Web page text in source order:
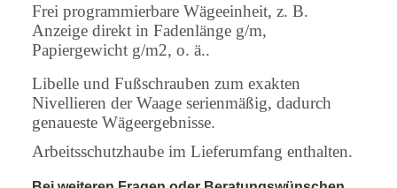
Frei programmierbare Wägeeinheit, z. B.
Anzeige direkt in Fadenlänge g/m,
Papiergewicht g/m2, o. ä..
Libelle und Fußschrauben zum exakten
Nivellieren der Waage serienmäßig, dadurch
genaueste Wägeergebnisse.
Arbeitsschutzhaube im Lieferumfang enthalten.